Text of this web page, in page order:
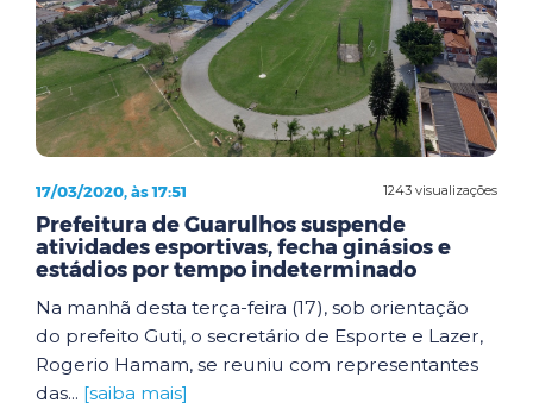
1243 visualizações
17/03/2020, às 17:51
Prefeitura de Guarulhos suspende
atividades esportivas, fecha ginásios e
estádios por tempo indeterminado
Na manhã desta terça-feira (17), sob orientação
do prefeito Guti, o secretário de Esporte e Lazer,
Rogerio Hamam, se reuniu com representantes
das... [saiba mais]